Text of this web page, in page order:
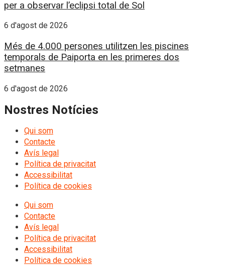
per a observar l’eclipsi total de Sol
6 d'agost de 2026
Més de 4.000 persones utilitzen les piscines
temporals de Paiporta en les primeres dos
setmanes
6 d'agost de 2026
Nostres Notícies
Qui som
Contacte
Avís legal
Política de privacitat
Accessibilitat
Política de cookies
Qui som
Contacte
Avís legal
Política de privacitat
Accessibilitat
Política de cookies